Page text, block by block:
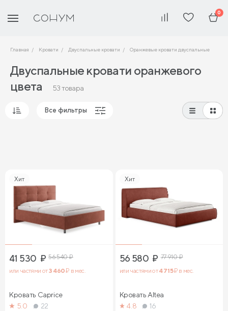
0
Главная Кровати Двуспальные кровати Оранжевые кровати двуспальные
Двуспальные кровати оранжевого
цвета
53 товара
Все фильтры
Хит
41 530 ₽ 56 540₽
или частями от3 460₽ в мес.
Кровать Caprice
5.0
22
Хит
56 580 ₽ 77 910₽
или частями от4 715₽ в мес.
Кровать Altea
4.8
16